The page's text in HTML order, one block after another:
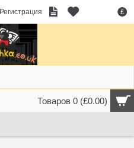
£
Регистрация
Товаров 0 (£0.00)